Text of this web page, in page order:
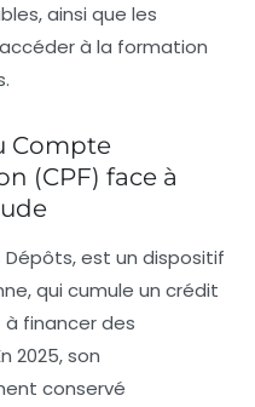
ainsi que les
à la formation
Compte
(CPF) face à
Dépôts, est un dispositif
qui cumule un crédit
financer des
2025, son
conservé